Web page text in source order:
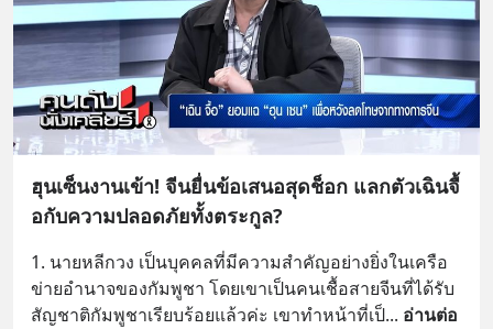
ฮุนเซ็นงานเข้า! จีนยื่นข้อเสนอสุดช็อก แลกตัวเฉินจื้
อกับความปลอดภัยทั้งตระกูล?
1. นายหลีกวง เป็นบุคคลที่มีความสำคัญอย่างยิ่งในเครือ
ข่ายอำนาจของกัมพูชา โดยเขาเป็นคนเชื้อสายจีนที่ได้รับ
สัญชาติกัมพูชาเรียบร้อยแล้วค่ะ เขาทำหน้าที่เป็... อ่านต่อ